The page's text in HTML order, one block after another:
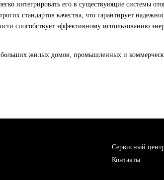
интегрировать его в существующие системы
стандартов качества, что гарантирует
способствует эффективному использованию
жилых домов, промышленных и
Сервисный
Контакты